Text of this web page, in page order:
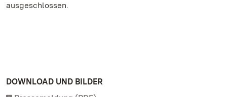
ausgeschlossen.
DOWNLOAD UND BILDER